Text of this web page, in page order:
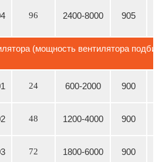
96 2400-8000 905
(мощность вентилятора
24 600-2000 900
48 1200-4000 900
72 1800-6000 900